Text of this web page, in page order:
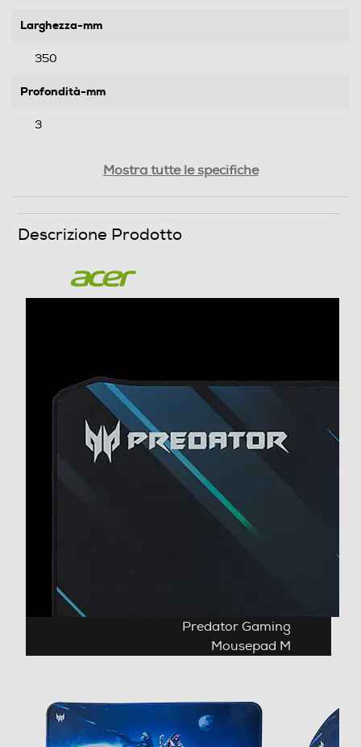
Larghezza-mm
350
Profondità-mm
3
Informazioni sulla sicurezza del prodotto
Mostra tutte le specifiche
Descrizione Prodotto
Predator Gaming
Mousepad M